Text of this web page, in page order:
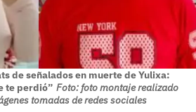
de señalados en muerte de Yulixa:
te perdió” Foto: foto montaje realizado
tomadas de redes sociales